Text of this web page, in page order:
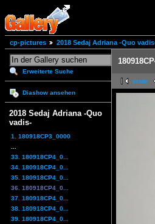
cp-pictures 2018 Sedaj Adriana -Quo
Erweiterte Suche
Diashow ansehen
2018 Sedaj Adriana -Quo
vadis-
1. 180918CP3_0000
33. 180918CP4_0...
34. 180918CP4_0...
35. 180918CP4_0...
36. 180918CP4_0...
37. 180918CP4_0...
38. 180918CP4_0...
39. 180918CP4_0...
erste